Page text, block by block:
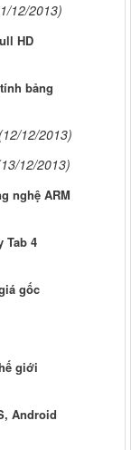
12/2013)
HD
bảng
(12/12/2013)
12/2013)
nghệ ARM
Tab 4
gốc
giới
Android